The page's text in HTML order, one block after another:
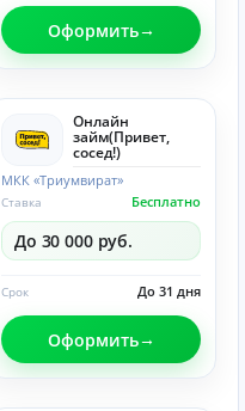
Оформить
Онлайн
займ(Привет,
сосед!)
МКК «Триумвират»
Бесплатно
Ставка
До 30 000 руб.
До 31 дня
Срок
Оформить